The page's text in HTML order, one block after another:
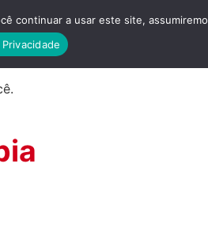
continuar a usar este site,